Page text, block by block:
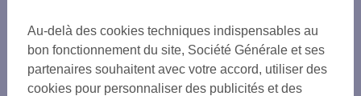
CONCARNEAU 1 BIS AV DU DOCTEUR NICO
DOUARNENEZ
Quimper
Distributeur/automate QUIMPER 1 RUE FELIX LE DANTEC
Au-delà des cookies techniques indispensables au
bon fonctionnement du site, Société Générale et ses
partenaires souhaitent avec votre accord, utiliser des
cookies pour personnaliser des publicités et des